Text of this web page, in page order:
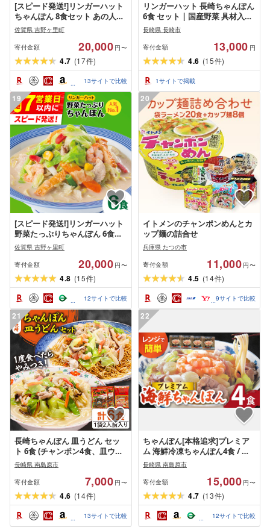
[スピード発送!]リンガーハット
ちゃんぽん 8食セット あの人気
店の味をおうちで! | 麺類 ちゃ
んぽん ご当地グルメ 国産 |吉野
ヶ里町/リンガーフーズ
佐賀県 吉野ヶ里町
寄付金額 20,000 円〜
4.7 (17件)
13サイトで比較
リンガーハット 長崎ちゃんぽん
6食 セット | 国産野菜 具材入り
チャンポン 麺 簡単調理 時短 長
崎名物 お取り寄せ グルメ 9種類
の具材 リンガーフーズ 長崎県
長崎市 送料無料
長崎県 長崎市
寄付金額 13,000 円
4.6 (15件)
1サイトで掲載
19
[スピード発送!]リンガーハット
野菜たっぷりちゃんぽん 6食セ
ット 生姜ドレッシング付[人気
No.1][1日に必要な野菜の2/3が
摂れる!] |チャンポン 冷凍 国産
ちゃんぽん麺 |吉野ヶ里町/リン
ガーフーズ
佐賀県 吉野ヶ里町
寄付金額 20,000 円〜
4.8 (15件)
12サイトで比較
20
イトメンのチャンポンめんとカ
ップ麺の詰合せ
兵庫県 たつの市
寄付金額 11,000 円〜
4.5 (14件)
9サイトで比較
21
長崎ちゃんぽん 皿うどん セッ
ト 6食 (チャンポン4食、皿ウド
ン2食) / ちゃんぽん チャンポン
麺 皿ウドン さらうどん 乾麺 /
南島原市 / 狩野食品
長崎県 南島原市
寄付金額 7,000 円〜
4.6 (14件)
13サイトで比較
22
ちゃんぽん[本格追求]プレミア
ム 海鮮冷凍ちゃんぽん4食 / ち
ゃんぽん チャンポン 長崎ちゃ
んぽん 麺 海鮮 冷凍食品 チャン
ポン 冷凍 国産 スープ付き ちゃ
んぽん 長崎 麺 チャンポン麺 /
南島原市 / こじま製麺
長崎県 南島原市
寄付金額 15,000 円〜
4.7 (13件)
12サイトで比較